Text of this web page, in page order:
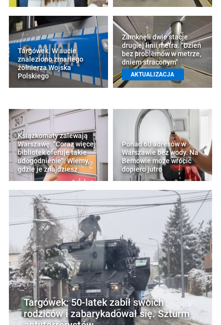
Targówek. W aucie
znaleziono zmarłego
żołnierza Wojska
Polskiego
Zamknęli dwie stacje
drugiej linii metra. "Dzień
bez problemów w metrze,
dniem straconym"
AKTUALIZACJA
Książkomaty zalewają
Warszawę. "Coraz więcej
bibliotek oferuje takie
udogodnienie". Wiemy,
gdzie je znajdziesz
Ponad 60 adresów w
Warszawie bez wody. Na
Bemowie może wrócić
dopiero jutro
Targówek: 50-latek zabił swoich
rodziców i zabarykadował się. Szturm